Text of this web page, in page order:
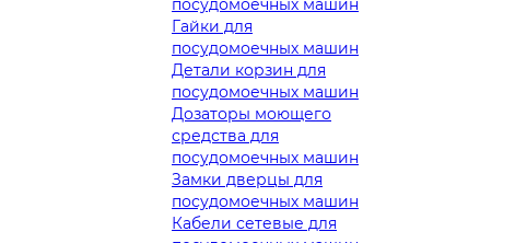
посудомоечных машин
Гайки для
посудомоечных машин
Детали корзин для
посудомоечных машин
Дозаторы моющего
средства для
посудомоечных машин
Замки дверцы для
посудомоечных машин
Кабели сетевые для